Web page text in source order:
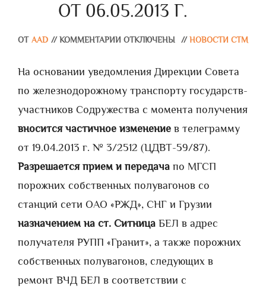
ОТ 06.05.2013 Г.
ОТ AAD // КОММЕНТАРИИ ОТКЛЮЧЕНЫ // НОВОСТИ СТМ
На основании уведомления Дирекции Совета
по железнодорожному транспорту государств-
участников Содружества с момента получения
вносится частичное изменение в телеграмму
от 19.04.2013 г. № 3/2512 (ЦДВТ-59/87).
Разрешается прием и передача по МГСП
порожних собственных полувагонов со
станций сети ОАО «РЖД», СНГ и Грузии
назначением на ст. Ситница БЕЛ в адрес
получателя РУПП «Гранит», а также порожних
собственных полувагонов, следующих в
ремонт ВЧД БЕЛ в соответствии с